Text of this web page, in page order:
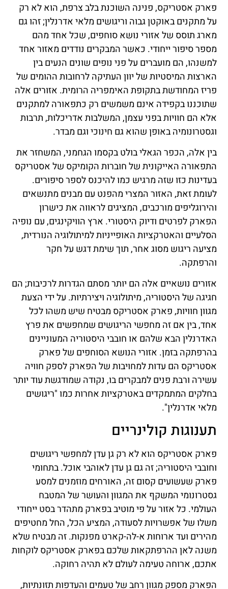
פארק אסטריקס, פנינה השוכנת בלב צרפת, הוא לא רק
על מתקנים באוקטן גבוה וריגושים מלאי אדרנלין; זהו גם
מארג תוסס של אזורי נושא סוחפים, שכל אחד מהם
מספר סיפור ייחודי. כאשר המבקרים נודדים מאזור אחד
למשנהו, הם מועברים על פני נופים שונים הנעים בין
הארצות המיסטיות של יוון העתיקה לרחובות ההומים של
פריז המחודשת בתקופת האימפריה הרומית. אזורים אלה
שתוכננו בקפידה אינם משמשים רק כתפאורה למתקנים
אלא הם חוויות בפני עצמן, המשלבות אדריכלות, תרבות
וגסטרונומיה באופן שהוא גם חינוכי וגם מבדר.
בין אלה, הכפר הגאלי בולט בקסמו הגחמני, המשחזר את
התפאורה האייקונית של חוברות הקומיקס של אסטריקס
בעדינות כזו שזה מרגיש כמו להיכנס לספר סיפורים.
לעומת זאת, האזור המצרי מהפנט עם מבנים מתנשאים
והירוגליפים מורכבים, המציגים לראווה את כישרון
הפארק לפרטים ודיוק היסטורי. ארץ הוויקינגים, עם נופיה
הסלעיים והאטרקציות האופייניות למיתולוגיה הנורדית,
מציעה ריגוש מסוג אחר, תוך שימת דגש על חקר
והרפתקה.
אזורים נושאיים אלה הם יותר מסתם הגדרות לרכיבות; הם
חגיגה של היסטוריה, מיתולוגיה ויצירתיות. על ידי הצעת
מגוון חוויות, פארק אסטריקס מבטיח שיש משהו לכל
אחד, בין אם זה מחפשי הריגושים שמחפשים את פרץ
האדרנלין הבא שלהם או חובבי היסטוריה המעוניינים
בהרפתקה בזמן. אזורי הנושא הסוחפים של פארק
אסטריקס הם עדות למחויבות של הפארק לספק חוויה
עשירה ורבת פנים למבקרים בו, נקודה שמודגשת עוד יותר
בחלקים המתמקדים באטרקציות אחרות כמו "ריגושים
מלאי אדרנלין".
תענוגות קולינריים
פארק אסטריקס הוא לא רק גן עדן למחפשי ריגושים
וחובבי היסטוריה; זה גם גן עדן לאוהבי אוכל. בתחומי
פארק שעשועים קסום זה, האורחים מוזמנים למסע
גסטרונומי המשקף את המגוון והעושר של המטבח
העולמי. כל אזור על פי מוטיב בפארק מתהדר בסט ייחודי
משלו של אפשרויות לסעודה, המציע הכל, החל מחטיפים
מהירים ועד ארוחות א-לה-קארט מפנקות. זה מבטיח שלא
משנה לאן ההרפתקאות שלכם בפארק אסטריקס לוקחות
אתכם, ארוחה טעימה לעולם לא תהיה רחוקה.
הפארק מספק מגוון רחב של טעמים והעדפות תזונתיות,